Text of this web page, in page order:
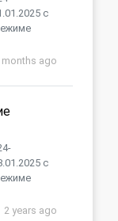
с
months ago
с
2 years ago